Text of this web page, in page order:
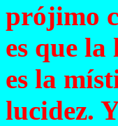
prójimo
es que
es la
lucidez.